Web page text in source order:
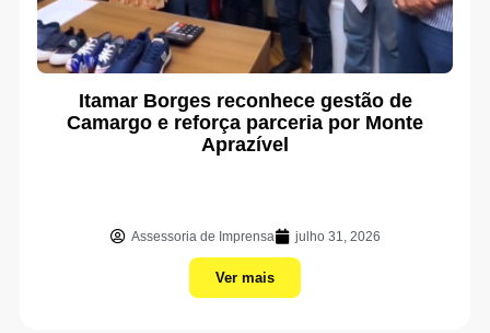
Itamar Borges reconhece gestão de
Camargo e reforça parceria por Monte
Aprazível
Assessoria de Imprensa julho 31, 2026
Ver mais